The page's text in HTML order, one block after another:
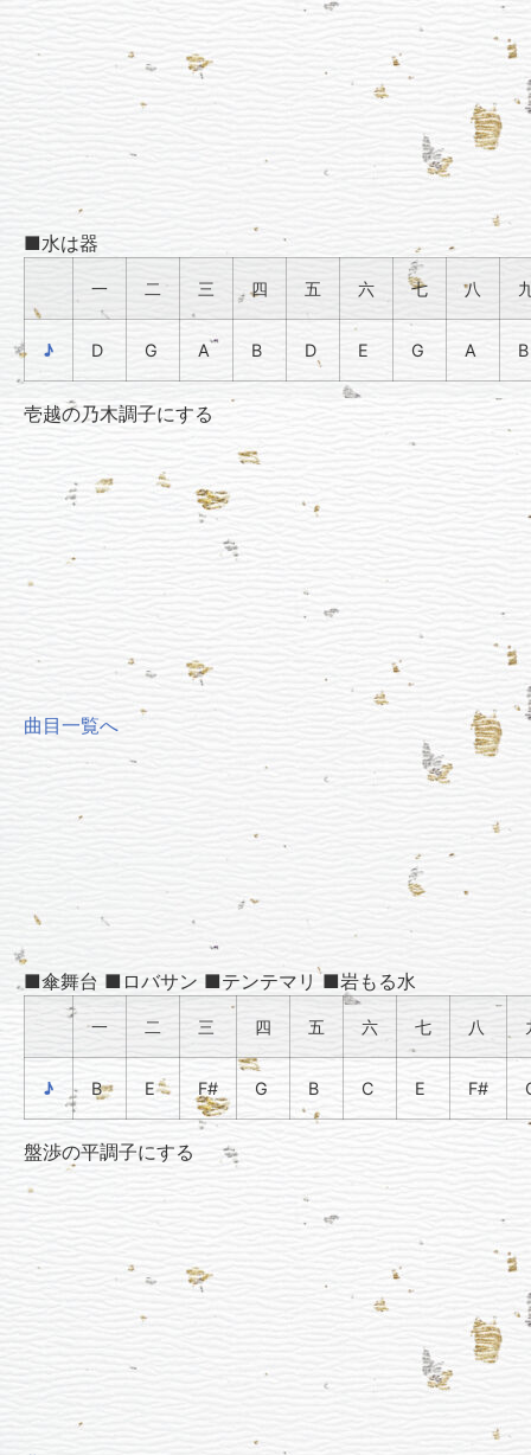
■水は器
一 二 三 四 五 六 七 八
♪ D G A B D E G A B
壱越の乃木調子にする
曲目一覧へ
■傘舞台 ■ロバサン ■テンテマリ ■岩もる水
一 二 三 四 五 六 七 八
♪ B E F# G B C E F#
盤渉の平調子にする